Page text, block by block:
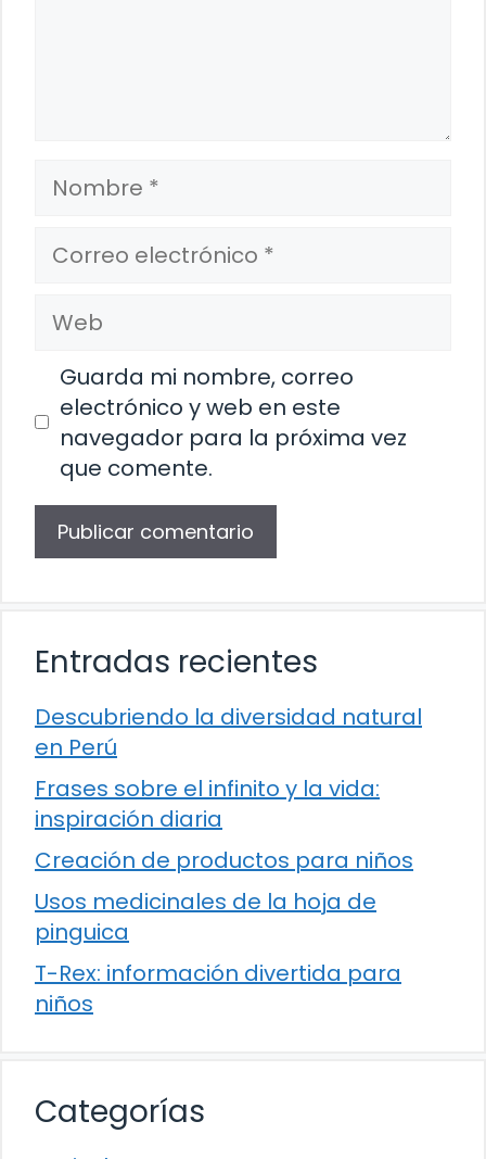
Nombre
Correo
electrónico
Web
Guarda mi nombre, correo
electrónico y web en este
navegador para la próxima vez
que comente.
Entradas recientes
Descubriendo la diversidad natural
en Perú
Frases sobre el infinito y la vida:
inspiración diaria
Creación de productos para niños
Usos medicinales de la hoja de
pinguica
T-Rex: información divertida para
niños
Categorías